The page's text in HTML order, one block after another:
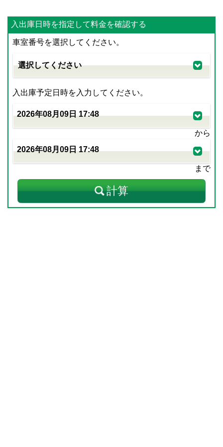
入出庫日時を指定して料金を確認する
車室番号を選択してください。
入出庫予定日時を入力してください。
から
まで
計算